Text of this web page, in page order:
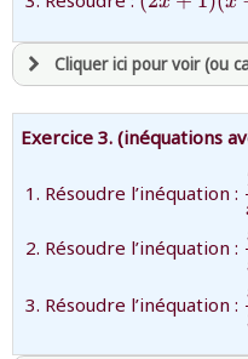
ou consulter
le plan du
1)\gt0}
(x +
7)\lt0}
Cliquer ici pour voir (ou
avoir une souscription
la page
ou tester la page
le plan du
Exercice 3. (inéquations
Résoudre l’inéquation :
Résoudre l’inéquation :
Résoudre l’inéquation :